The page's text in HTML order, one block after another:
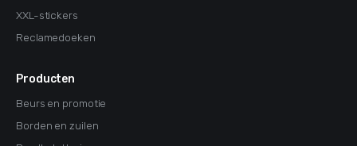
XXL-stickers
Reclamedoeken
Producten
Beurs en promotie
Borden en zuilen